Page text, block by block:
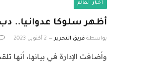
أخبار العالم
أظهر سلوكا عدوانيا..
بواسطة فريق التحرير 2 أكتوبر، 2023
وأضافت الإدارة في بيانها،